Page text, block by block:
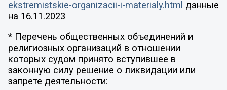
ekstremistskie-organizacii-i-materialy.html данные
на 16.11.2023
* Перечень общественных объединений и
религиозных организаций в отношении
которых судом принято вступившее в
законную силу решение о ликвидации или
запрете деятельности: